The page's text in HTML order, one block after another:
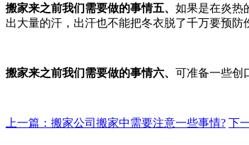
搬家来之前我们需要做的事情五、 如果是在炎热
出大量的汗，出汗也不能把冬衣脱了千万要预防
搬家来之前我们需要做的事情六、 可准备一些创
上一篇：搬家公司搬家中需要注意一些事情? 下